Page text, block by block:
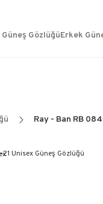
Güneş GözlüğüErkek
Ray - Ban RB